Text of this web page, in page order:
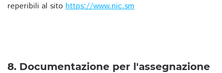
reperibili al sito https://www.nic.sm
8. Documentazione per l'assegnazione